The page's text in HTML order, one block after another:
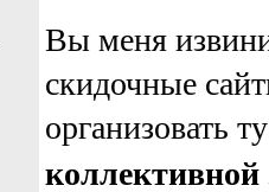
Вы меня
скидочные
коллективной